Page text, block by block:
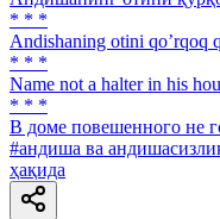
* * *
Аndishaning otini qoʼrqoq
* * *
Name not a halter in his
* * *
В доме повешенного не
#андиша ва
ҳақида